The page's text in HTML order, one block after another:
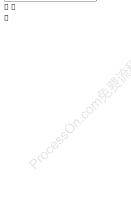
 
